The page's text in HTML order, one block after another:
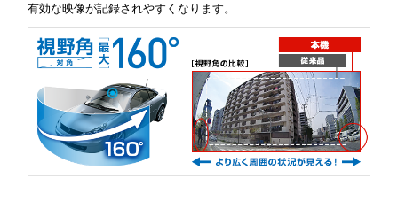
有効な映像が記録されやすくなります。